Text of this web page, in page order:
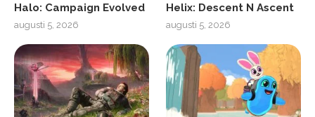
Halo: Campaign Evolved
augusti 5, 2026
Helix: Descent N Ascent
augusti 5, 2026